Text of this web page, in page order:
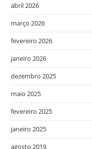
abril 2026
março 2026
fevereiro 2026
janeiro 2026
dezembro 2025
maio 2025
fevereiro 2025
janeiro 2025
agosto 2019